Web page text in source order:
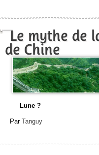
Le mythe de
de Chine
Lune ?
Par Tanguy